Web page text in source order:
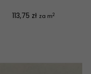
Cena
113,75 zł za m2